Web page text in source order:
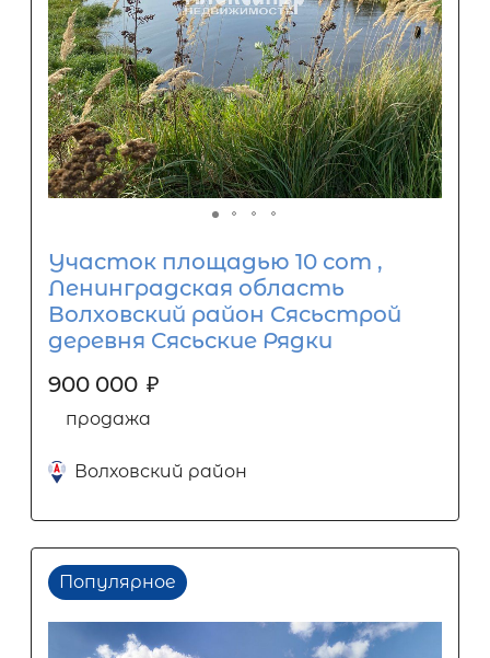
Участок площадью 10 сот ,
Ленинградская область
Волховский район Сясьстрой
деревня Сясьские Рядки
900 000 ₽
продажа
Волховский район
Популярное